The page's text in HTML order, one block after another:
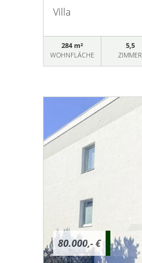
Villa
284 m²
WOHNFLÄCHE
5,5
ZIMMER
80.000,- €